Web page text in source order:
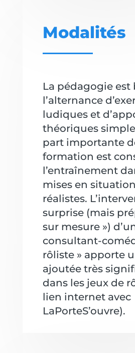
Modalités
La pédagogie est
l’alternance
ludiques et
théoriques
part importante
formation est
l’entraînement
mises en situation
réalistes.
surprise (mais
sur mesure »)
consultant-
rôliste » apporte
ajoutée très
dans les jeux de
lien internet avec
LaPorteS’ouvre).